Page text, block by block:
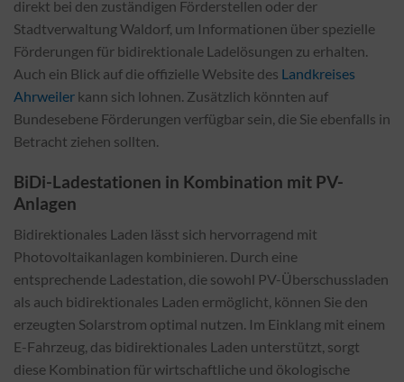
direkt bei den zuständigen Förderstellen oder der
Stadtverwaltung Waldorf, um Informationen über spezielle
Förderungen für bidirektionale Ladelösungen zu erhalten.
Auch ein Blick auf die offizielle Website des Landkreises
Ahrweiler kann sich lohnen. Zusätzlich könnten auf
Bundesebene Förderungen verfügbar sein, die Sie ebenfalls in
Betracht ziehen sollten.
BiDi-Ladestationen in Kombination mit PV-
Anlagen
Bidirektionales Laden lässt sich hervorragend mit
Photovoltaikanlagen kombinieren. Durch eine
entsprechende Ladestation, die sowohl PV-Überschussladen
als auch bidirektionales Laden ermöglicht, können Sie den
erzeugten Solarstrom optimal nutzen. Im Einklang mit einem
E-Fahrzeug, das bidirektionales Laden unterstützt, sorgt
diese Kombination für wirtschaftliche und ökologische